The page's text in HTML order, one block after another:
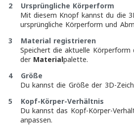
2
Ursprüngliche Körperform
Mit diesem Knopf kannst du die
ursprüngliche Körperform und
3
Material registrieren
Speichert die aktuelle Körperform
der Materialpalette.
4
Größe
Du kannst die Größe der 3D-
5
Kopf-Körper-Verhältnis
Du kannst das Kopf-Körper-
anpassen.